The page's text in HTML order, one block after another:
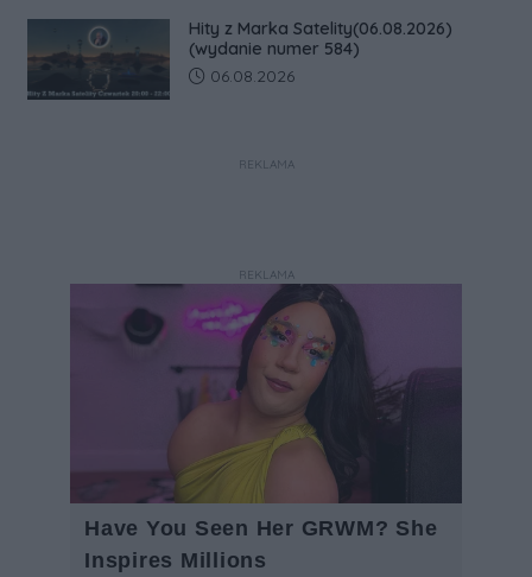
alarmowych, alertów RCB i aplikacji
w jeden system.
Hity z Marka Satelity(06.08.2026)
(wydanie numer 584)
Data dodania artykułu:
06.08.2026
REKLAMA
REKLAMA